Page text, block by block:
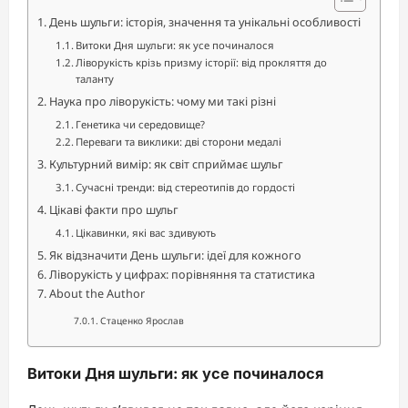
День шульги: історія, значення та унікальні особливості
Витоки Дня шульги: як усе починалося
Ліворукість крізь призму історії: від прокляття до
таланту
Наука про ліворукість: чому ми такі різні
Генетика чи середовище?
Переваги та виклики: дві сторони медалі
Культурний вимір: як світ сприймає шульг
Сучасні тренди: від стереотипів до гордості
Цікаві факти про шульг
Цікавинки, які вас здивують
Як відзначити День шульги: ідеї для кожного
Ліворукість у цифрах: порівняння та статистика
About the Author
Стаценко Ярослав
Витоки Дня шульги: як усе починалося